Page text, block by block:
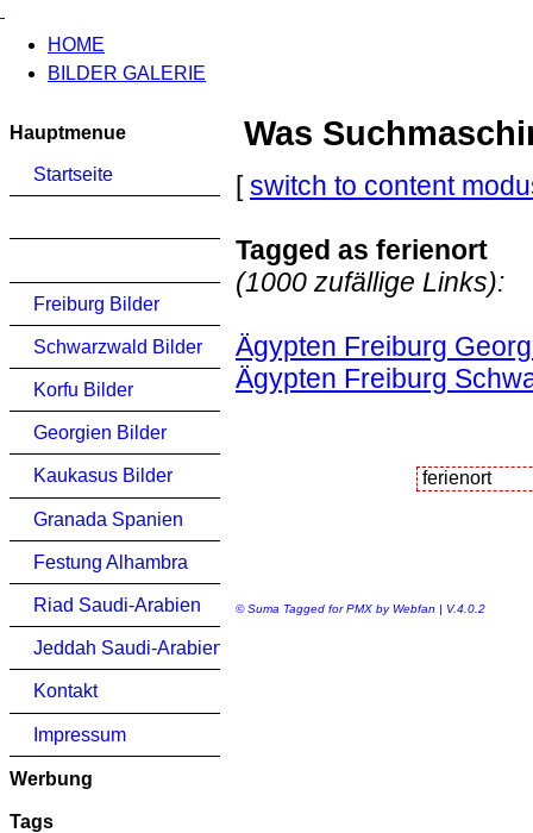
HOME
BILDER GALERIE
Hauptmenue
Startseite
Freiburg Bilder
Schwarzwald Bilder
Korfu Bilder
Georgien Bilder
Kaukasus Bilder
Granada Spanien
Festung Alhambra
Riad Saudi-Arabien
Jeddah Saudi-Arabien
Kontakt
Impressum
Werbung
Tags
Was
[switch to content
Tagged as ferienort
(1000 zufällige Links):
Ägypten Freiburg
Ägypten Freiburg
© Suma Tagged for PMX by Webfan | V.4.0.2